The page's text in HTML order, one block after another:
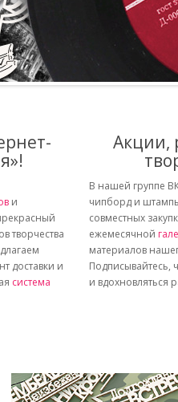
и
творчества
доставки и
система
Акции,
В нашей группе
чипборд и
совместных
ежемесячной
материалов
Подписывайтесь,
и вдохновляться